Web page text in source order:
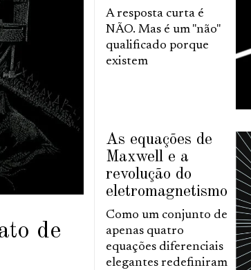
de
A resposta curta é
NÃO. Mas é um "não"
qualificado porque
existem
As equações de
Maxwell e a
revolução do
eletromagnetismo
Como um conjunto de
apenas quatro
equações diferenciais
elegantes redefiniram